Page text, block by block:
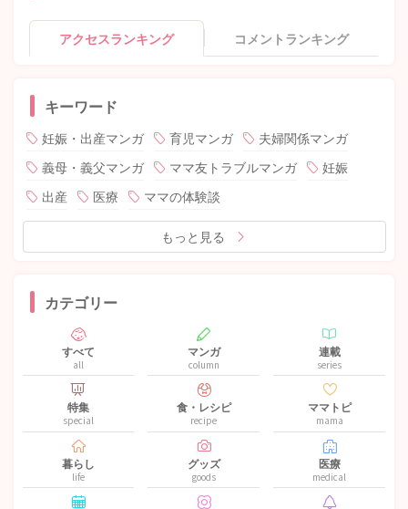
アクセスランキング コメントランキング
キーワード
妊娠・出産マンガ 育児マンガ
夫婦関係マンガ
義母・義父マンガ
ママ友トラブルマンガ
妊娠
出産
医療 ママの体験談
もっと見る
カテゴリー
すべて
all
マンガ
column
連載
series
特集
special
食・レシピ
recipe
ママトピ
mama
暮らし
life
グッズ
goods
医療
medical